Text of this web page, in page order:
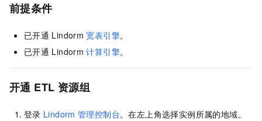
前提条件
已开通 Lindorm 宽表引擎。
已开通 Lindorm 计算引擎。
开通 ETL 资源组
登录 Lindorm 管理控制台。在左上角选择实例所属的地域。